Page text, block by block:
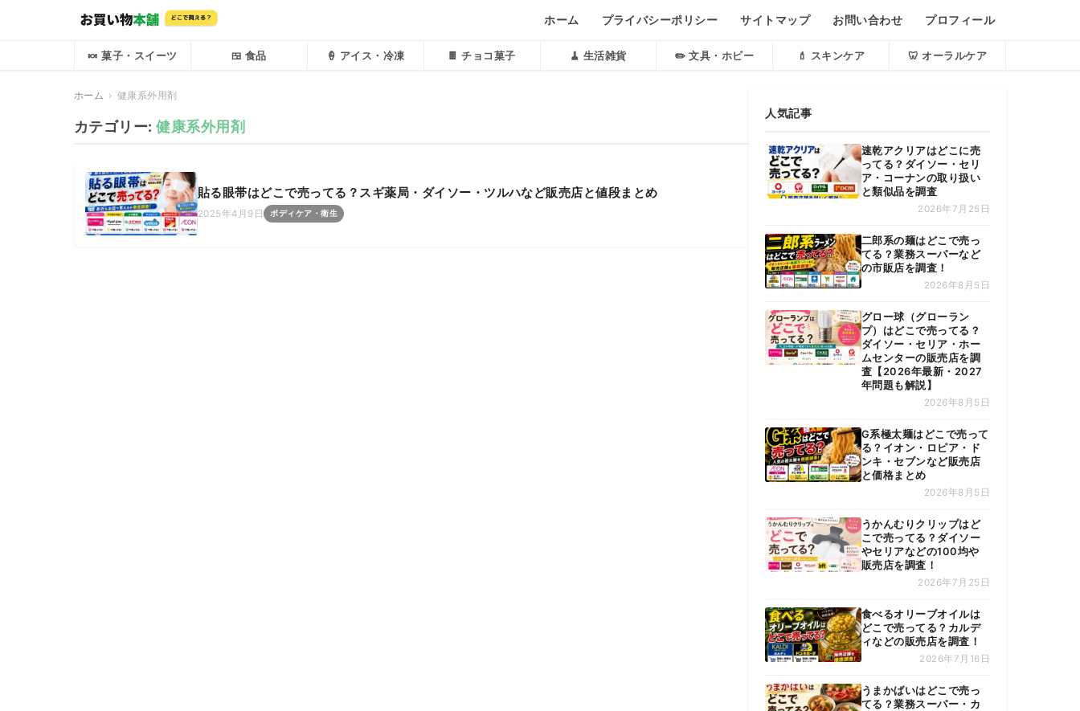
ホーム プライバシーポリシー サイトマップ お問い合わせ プロフィール
🍬 菓子・スイーツ 🍱 食品 🍦 アイス・冷凍 🍫 チョコ菓子 🧹 生活雑貨 ✏️ 文具・ホビー 💄 スキンケア 🦷 オーラルケア
ホーム 健康系外用剤
カテゴリー:健康系外用剤
貼る眼帯はどこで売ってる？スギ薬局・ダイソー・ツルハなど販売店と値段まとめ
2025年4月9日 ボディケア・衛生
人気記事
速乾アクリアはどこに売
ってる？ダイソー・セリ
ア・コーナンの取り扱い
と類似品を調査
2026年7月25日
二郎系の麺はどこで売っ
てる？業務スーパーなど
の市販店を調査！
2026年8月5日
グロー球（グローラン
プ）はどこで売ってる？
ダイソー・セリア・ホー
ムセンターの販売店を調
査【2026年最新・2027
年問題も解説】
2026年8月5日
G系極太麺はどこで売って
る？イオン・ロピア・ド
ンキ・セブンなど販売店
と価格まとめ
2026年8月5日
うかんむりクリップはど
こで売ってる？ダイソー
やセリアなどの100均や
販売店を調査！
2026年7月25日
食べるオリーブオイルは
どこで売ってる？カルデ
ィなどの販売店を調査！
2026年7月16日
うまかばいはどこで売っ
てる？業務スーパー・カ